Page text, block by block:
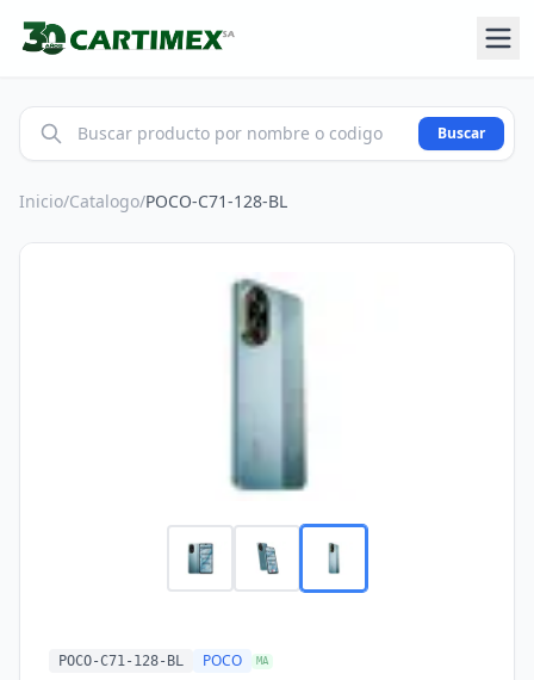
Buscar
Inicio/Catalogo/POCO-C71-128-BL
POCO-C71-128-BL POCO MA